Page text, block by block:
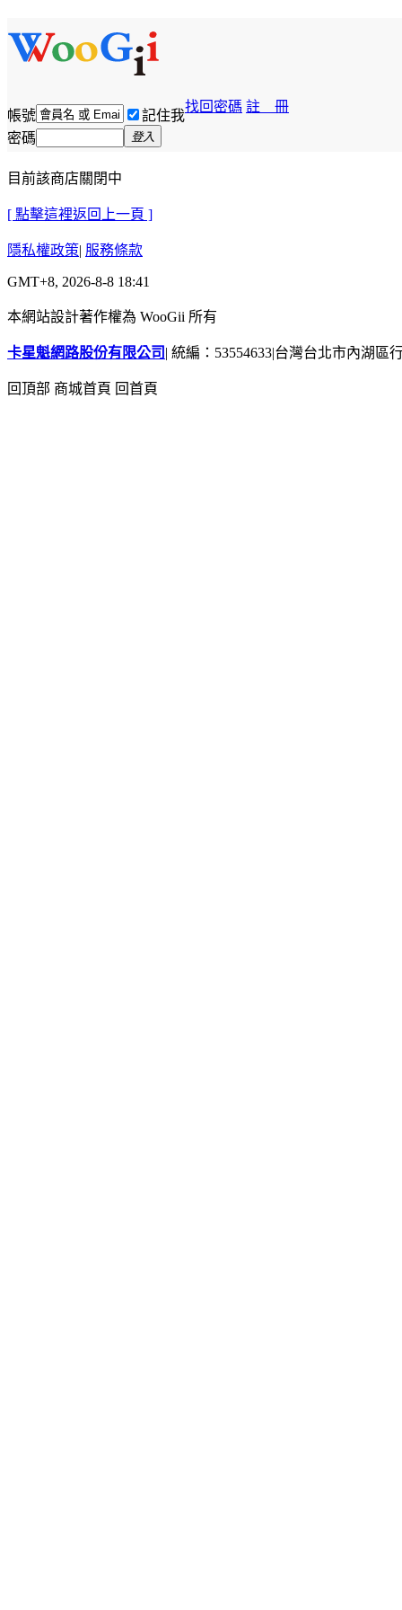
帳號 記住我
找回密碼 註 冊
密碼 登入
目前該商店關閉中
[ 點擊這裡返回上一頁 ]
隱私權政策| 服務條款
GMT+8, 2026-8-8 18:41
本網站設計著作權為 WooGii 所有
卡星魁網路股份有限公司 | 統編：53554633|台灣台北市內湖區
回頂部 商城首頁 回首頁